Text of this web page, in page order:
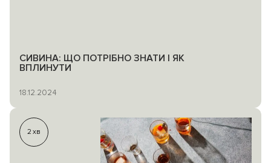
СИВИНА: ЩО ПОТРІБНО ЗНАТИ І ЯК
ВПЛИНУТИ
18.12.2024
2 хв